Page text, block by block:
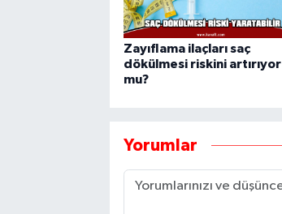
Zayıflama ilaçları saç
dökülmesi riskini artırıyor
mu?
Yorumlar